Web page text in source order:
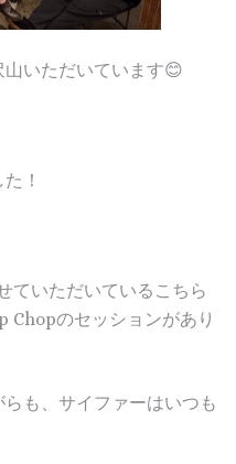
いただいています😊
！
ていただいているこちら
Chopのセッションがあり
も、サイファーはいつも